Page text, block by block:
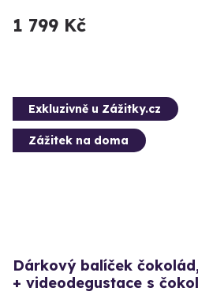
1 799 Kč
Exkluzivně u Zážitky.cz
Zážitek na doma
Dárkový balíček
+ videodegustace s